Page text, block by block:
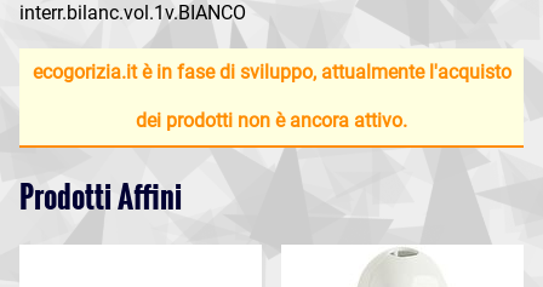
interr.bilanc.vol.1v.BIANCO
ecogorizia.it è in fase di sviluppo, attualmente l'acquisto
dei prodotti non è ancora attivo.
Prodotti Affini